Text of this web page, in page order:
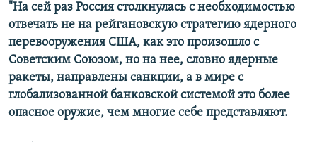
"На сей раз Россия столкнулась с необходимостью
отвечать не на рейгановскую стратегию ядерного
перевооружения США, как это произошло с
Советским Союзом, но на нее, словно ядерные
ракеты, направлены санкции, а в мире с
глобализованной банковской системой это более
опасное оружие, чем многие себе представляют.